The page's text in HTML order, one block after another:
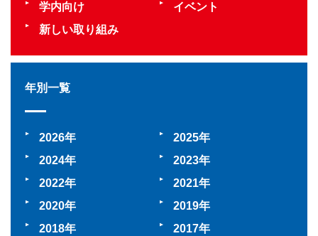
学内向け
イベント
新しい取り組み
年別一覧
2026
2025
2024
2023
2022
2021
2020
2019
2018
2017